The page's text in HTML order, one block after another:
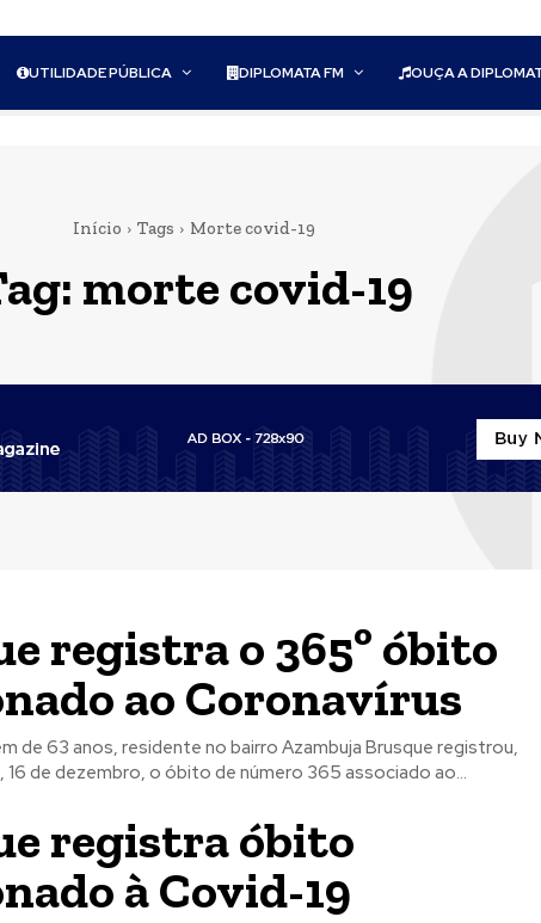
UTILIDADE PÚBLICA DIPLOMATA FM OUÇA A
Início Tags Morte covid-19
morte covid-19
registra o 365º óbito
ao Coronavírus
anos, residente no bairro Azambuja Brusque registrou,
de dezembro, o óbito de número 365 associado ao...
registra óbito
à Covid-19